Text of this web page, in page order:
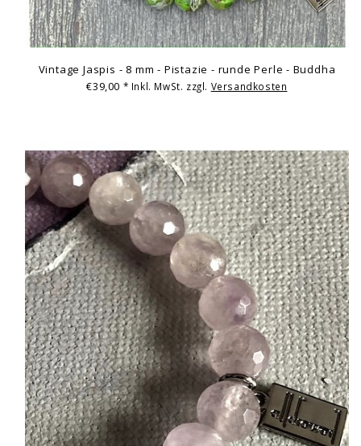
Vintage Jaspis - 8 mm - Pistazie - runde Perle - Buddha
€39,00 * Inkl. MwSt. zzgl. Versandkosten